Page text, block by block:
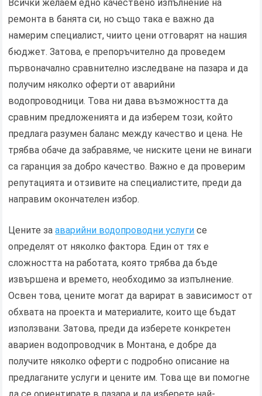
Всички желаем едно качествено изпълнение на
ремонта в банята си, но също така е важно да
намерим специалист, чиито цени отговарят на нашия
бюджет. Затова, е препоръчително да проведем
първоначално сравнително изследване на пазара и да
получим няколко оферти от аварийни
водопроводници. Това ни дава възможността да
сравним предложенията и да изберем този, който
предлага разумен баланс между качество и цена. Не
трябва обаче да забравяме, че ниските цени не винаги
са гаранция за добро качество. Важно е да проверим
репутацията и отзивите на специалистите, преди да
направим окончателен избор.
Цените зааварийни водопроводни услуги се
определят от няколко фактора. Един от тях е
сложността на работата, която трябва да бъде
извършена и времето, необходимо за изпълнение.
Освен това, цените могат да варират в зависимост от
обхвата на проекта и материалите, които ще бъдат
използвани. Затова, преди да изберете конкретен
авариен водопроводчик в Монтана, е добре да
получите няколко оферти с подробно описание на
предлаганите услуги и цените им. Това ще ви помогне